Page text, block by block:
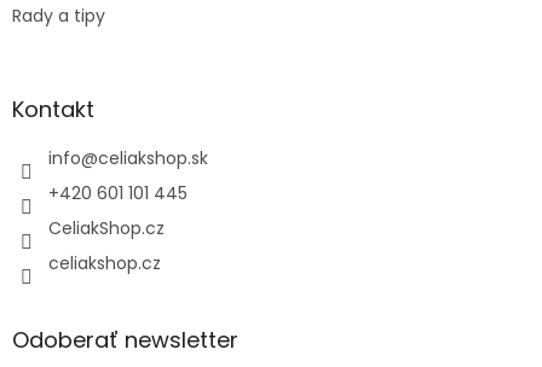
Rady a tipy
Kontakt
info@celiakshop.sk
+420 601 101 445
CeliakShop.cz
celiakshop.cz
Odoberať newsletter